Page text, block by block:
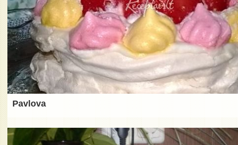
Pavlova